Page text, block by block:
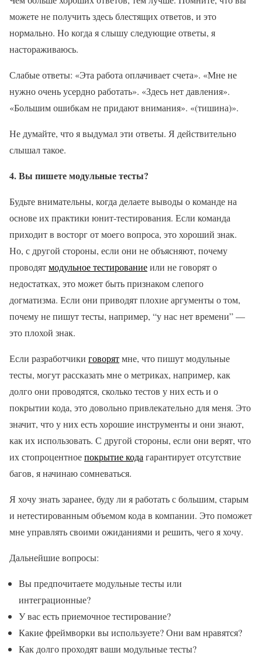
можете не получить здесь блестящих ответов, и это
нормально. Но когда я слышу следующие ответы, я
настораживаюсь.
Слабые ответы: «Эта работа оплачивает счета». «Мне не
нужно очень усердно работать». «Здесь нет давления».
«Большим ошибкам не придают внимания». «(тишина)».
Не думайте, что я выдумал эти ответы. Я действительно
слышал такое.
4. Вы пишете модульные тесты?
Будьте внимательны, когда делаете выводы о команде на
основе их практики юнит-тестирования. Если команда
приходит в восторг от моего вопроса, это хороший знак.
Но, с другой стороны, если они не объясняют, почему
проводятмодульное тестированиеили не говорят о
недостатках, это может быть признаком слепого
догматизма. Если они приводят плохие аргументы о том,
почему не пишут тесты, например, “у нас нет времени” —
это плохой знак.
Если разработчики говорятмне, что пишут модульные
тесты, могут рассказать мне о метриках, например, как
долго они проводятся, сколько тестов у них есть и о
покрытии кода, это довольно привлекательно для меня. Это
значит, что у них есть хорошие инструменты и они знают,
как их использовать. С другой стороны, если они верят, что
их стопроцентноепокрытие кода гарантирует отсутствие
багов, я начинаю сомневаться.
Я хочу знать заранее, буду ли я работать с большим, старым
и нетестированным объемом кода в компании. Это поможет
мне управлять своими ожиданиями и решить, чего я хочу.
Дальнейшие вопросы:
Вы предпочитаете модульные тесты или
интеграционные?
У вас есть приемочное тестирование?
Какие фреймворки вы используете? Они вам нравятся?
Как долго проходят ваши модульные тесты?